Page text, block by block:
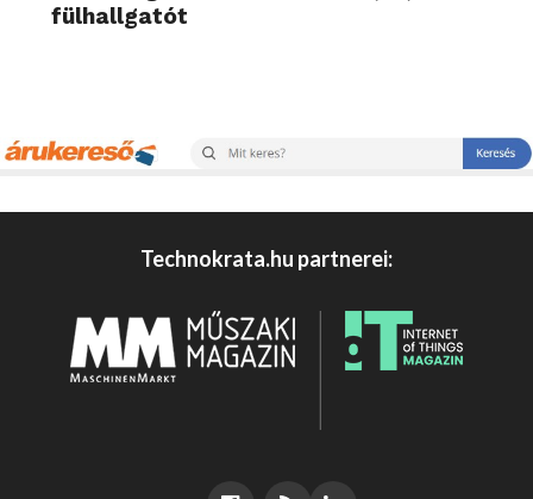
fülhallgatót
Technokrata.hu partnerei: